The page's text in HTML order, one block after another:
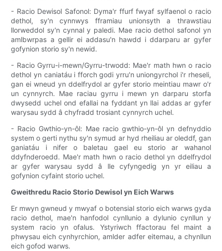
- Racio Dewisol Safonol: Dyma'r ffurf fwyaf sylfaenol o racio
dethol, sy'n cynnwys fframiau unionsyth a thrawstiau
llorweddol sy'n cynnal y paledi. Mae racio dethol safonol yn
amlbwrpas a gellir ei addasu'n hawdd i ddarparu ar gyfer
gofynion storio sy'n newid.
- Racio Gyrru-i-mewn/Gyrru-trwodd: Mae'r math hwn o racio
dethol yn caniatáu i fforch godi yrru'n uniongyrchol i'r rheseli,
gan ei wneud yn ddelfrydol ar gyfer storio meintiau mawr o'r
un cynnyrch. Mae raciau gyrru i mewn yn darparu storfa
dwysedd uchel ond efallai na fyddant yn llai addas ar gyfer
warysau sydd â chyfradd trosiant cynnyrch uchel.
- Racio Gwthio-yn-ôl: Mae racio gwthio-yn-ôl yn defnyddio
system o gerti nythu sy'n symud ar hyd rheiliau ar oleddf, gan
ganiatáu i nifer o baletau gael eu storio ar wahanol
ddyfnderoedd. Mae'r math hwn o racio dethol yn ddelfrydol
ar gyfer warysau sydd â lle cyfyngedig yn yr eiliau a
gofynion cyfaint storio uchel.
Gweithredu Racio Storio Dewisol yn Eich Warws
Er mwyn gwneud y mwyaf o botensial storio eich warws gyda
racio dethol, mae'n hanfodol cynllunio a dylunio cynllun y
system racio yn ofalus. Ystyriwch ffactorau fel maint a
phwysau eich cynhyrchion, amlder adfer eitemau, a chynllun
eich gofod warws.